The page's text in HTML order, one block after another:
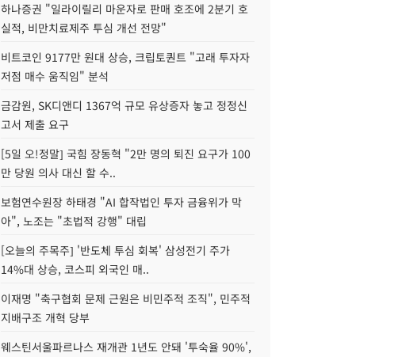
하나증권 "일라이릴리 마운자로 판매 호조에 2분기 호
실적, 비만치료제주 투심 개선 전망"
비트코인 9177만 원대 상승, 크립토퀀트 "고래 투자자
저점 매수 움직임" 분석
금감원, SK디앤디 1367억 규모 유상증자 놓고 정정신
고서 제출 요구
[5일 오!정말] 국힘 장동혁 "2만 명의 퇴진 요구가 100
만 당원 의사 대신 할 수..
보험연수원장 하태경 "AI 합작법인 투자 금융위가 막
아", 노조는 "초법적 강행" 대립
[오늘의 주목주] '반도체 투심 회복' 삼성전기 주가
14%대 상승, 코스피 외국인 매..
이재명 "축구협회 문제 근원은 비민주적 조직", 민주적
지배구조 개혁 당부
웨스틴서울파르나스 재개관 1년도 안돼 '투숙율 90%',